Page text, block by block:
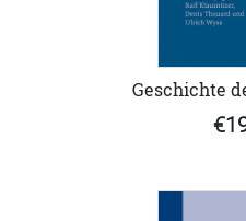
Geschichte